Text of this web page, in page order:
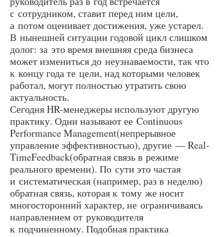
с сотрудником, ставит перед ним цели,
а потом оценивает достижения, уже устарел.
В нынешней ситуации годовой цикл слишком
долог: за это время внешняя среда бизнеса
может измениться до неузнаваемости, так что
к концу года те цели, над которыми человек
работал, могут полностью утратить свою
актуальность.
Сегодня HR-менеджеры используют другую
практику. Одни называют ее Continuous
Performance Management(непрерывное
управление эффективностью), другие — Real-
TimeFeedback(обратная связь в режиме
реального времени). По сути это частая
и систематическая (например, раз в неделю)
обратная связь, которая к тому же носит
многосторонний характер, не ограничиваясь
направлением от руководителя
к подчиненному. Подобная практика